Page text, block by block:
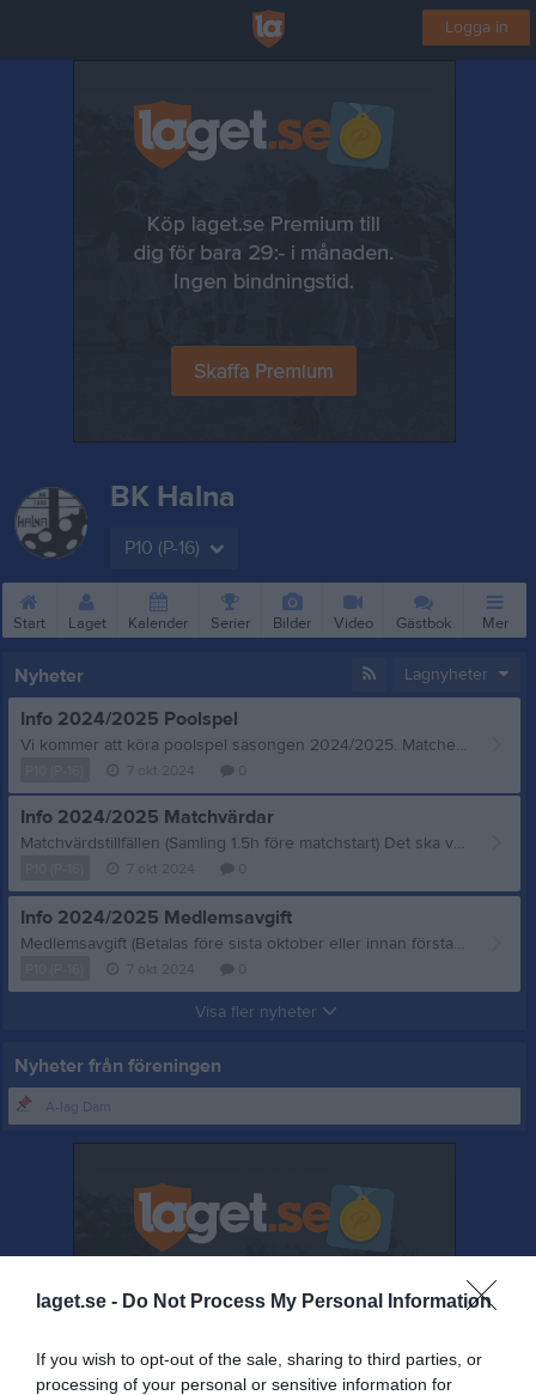
laget.se - Do Not Process My Personal Information
If you wish to opt-out of the sale, sharing to third parties, or
processing of your personal or sensitive information for
Logga in
BK Halna
P10 (P-16)
Start Laget Kalender Serier Bilder Video Gästbok Mer
Nyheter Lagnyheter
Info 2024/2025 Poolspel
Vi kommer att köra poolspel säsongen 2024/2025. Matcherna är på liten spelplan (20mx12m) 3 mot 3 utespelare plus målvakt. Omgång 1 Idrottshallen Töreboda. Här behövs sargvakt och kioskförsäljning. Söndag 20 oktober kl11.00 där vi möter Stöpen IBK Lördag 26 oktober kl14.00 där vi möter Falköpings IBK (Datum kan eventuellt ändras) Omgång 2 Freja Hallen Falköping Lördag 16 november 10.00 Falköpings IBK Lördag 16 november 11.00 Stöpen IBK Omgång 3 Stöpenhallen Skövde Lördagen 7 december 12.00 Stöpen IBK Lördagen 7 december 13.00 Falköpings IBK
Info 2024/2025 Matchvärdar
Matchvärdstillfällen (Samling 1.5h före matchstart) Det ska vara 8 föräldrar vid varje tillfälle, varav en lagförälder. 2st i sekretariat, 2st i kiosk, 2st i inträde och 2st sargvakter. 25/10 Matchstart 20.00 24/1 Matchstart 20.00 8/3 Matchstart 17.30
Info 2024/2025 Medlemsavgift
Medlemsavgift (Betalas före sista oktober eller innan första matchen) 7-9 år Födda 2016-2012: 600kr Inbetalning via Bankgiro 812–7201 Alternativ kan man betala via Swish 123 421 69 74 Uppge namn, personnummer och lagtillhörighet för spelaren.
Visa fler nyheter
Nyheter från föreningen
A-lag Dam